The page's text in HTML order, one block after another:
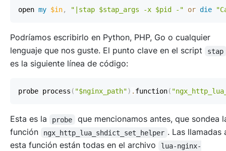
open my $in, "|stap $stap_args -x $pid -" or die
Podríamos escribirlo en Python, PHP, Go o cualquier
lenguaje que nos guste. El punto clave en el script
stap
es la siguiente línea de código:
probe process ( "$nginx_path") . function(
Esta es la probe
que mencionamos antes, que sondea
función
ngx_http_lua_shdict_set_helper . Las llamadas
esta función están todas en el archivo
lua-nginx-